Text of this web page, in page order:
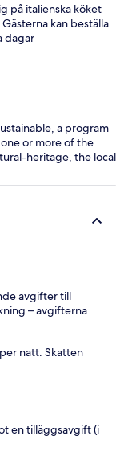
på italienska köket
kan beställa
dagar
a program
or more of the
heritage, the local
avgifter till
– avgifterna
natt. Skatten
en tilläggsavgift (i